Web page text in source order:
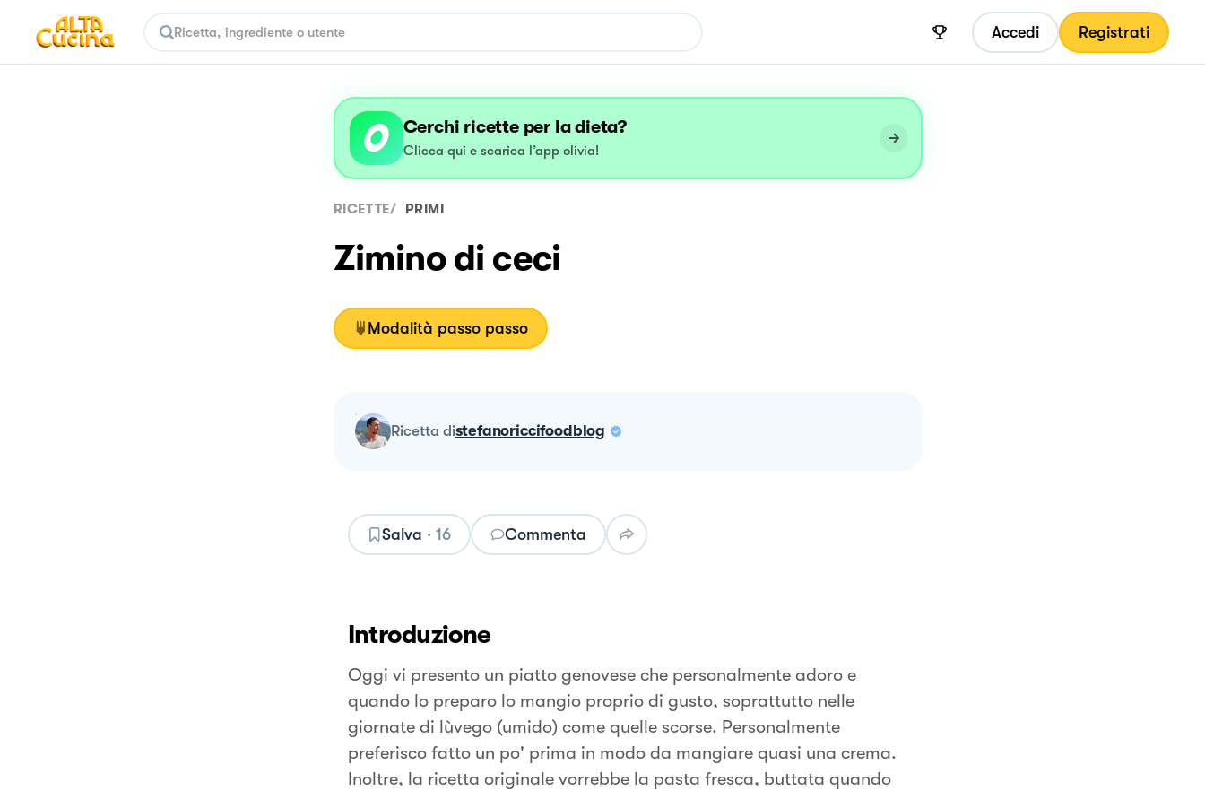
Accedi Registrati
Cerchi ricette per la dieta?
Clicca qui e scarica l’app olivia!
RICETTE/ PRIMI
Zimino di ceci
Modalità passo passo
ricetta distefanoriccifoodblog
Salva · 16 Commenta
Introduzione
Oggi vi presento un piatto genovese che personalmente adoro e
quando lo preparo lo mangio proprio di gusto, soprattutto nelle
giornate di lùvego (umido) come quelle scorse. Personalmente
preferisco fatto un po' prima in modo da mangiare quasi una crema.
Inoltre, la ricetta originale vorrebbe la pasta fresca, buttata quando